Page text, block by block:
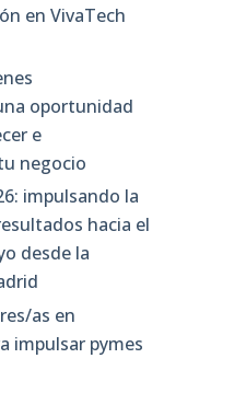
en VivaTech
oportunidad
e
negocio
impulsando la
hacia el
desde la
as en
impulsar pymes